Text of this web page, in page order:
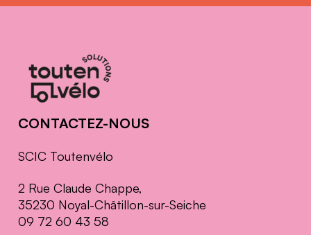
Informations
complémentaires
CONTACTEZ-NOUS
SCIC Toutenvélo
2 Rue Claude Chappe,
35230 Noyal-Châtillon-sur-Seiche
09 72 60 43 58